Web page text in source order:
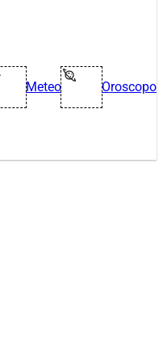
Meteo Oroscopo